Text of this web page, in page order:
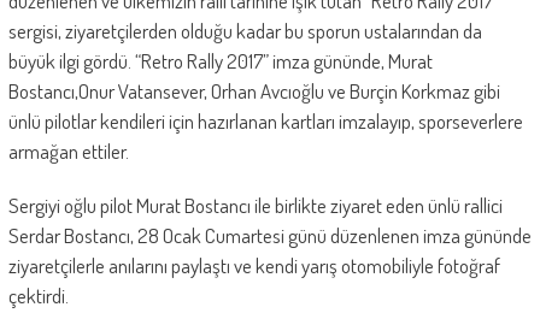
sergisi, ziyaretçilerden olduğu kadar bu sporun ustalarından da
büyük ilgi gördü. “Retro Rally 2017” imza gününde, Murat
Bostancı,Onur Vatansever, Orhan Avcıoğlu ve Burçin Korkmaz gibi
ünlü pilotlar kendileri için hazırlanan kartları imzalayıp, sporseverlere
armağan ettiler.
Sergiyi oğlu pilot Murat Bostancı ile birlikte ziyaret eden ünlü rallici
Serdar Bostancı, 28 Ocak Cumartesi günü düzenlenen imza gününde
ziyaretçilerle anılarını paylaştı ve kendi yarış otomobiliyle fotoğraf
çektirdi.